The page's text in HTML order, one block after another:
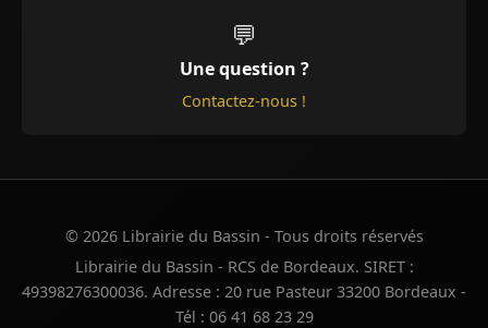
💬
Une question ?
Contactez-nous !
© 2026 Librairie du Bassin - Tous droits réservés
Librairie du Bassin - RCS de Bordeaux. SIRET :
49398276300036. Adresse : 20 rue Pasteur 33200 Bordeaux -
Tél : 06 41 68 23 29